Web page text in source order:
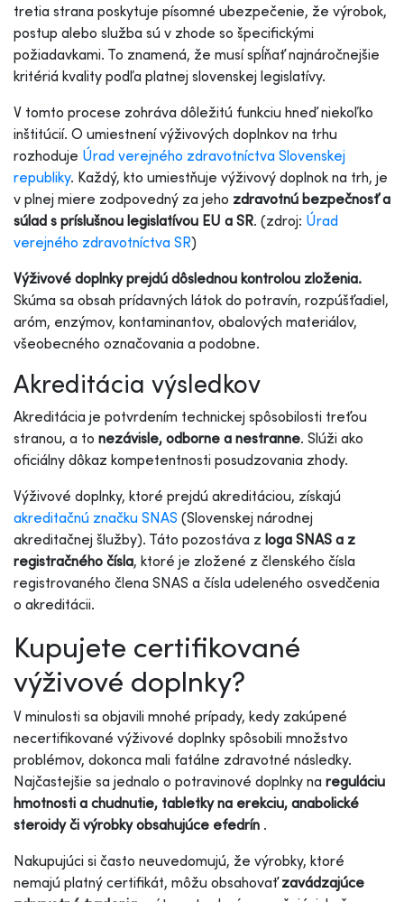
tretia strana poskytuje písomné ubezpečenie, že výrobok,
postup alebo služba sú v zhode so špecifickými
požiadavkami. To znamená, že musí spĺňať najnáročnejšie
kritériá kvality podľa platnej slovenskej legislatívy.
V tomto procese zohráva dôležitú funkciu hneď niekoľko
inštitúcií. O umiestnení výživových doplnkov na trhu
rozhoduje Úrad verejného zdravotníctva Slovenskej
republiky. Každý, kto umiestňuje výživový doplnok na trh, je
v plnej miere zodpovedný za jeho zdravotnú bezpečnosť a
súlad s príslušnou legislatívou EU a SR. (zdroj: Úrad
verejného zdravotníctva SR)
Výživové doplnky prejdú dôslednou kontrolou zloženia.
Skúma sa obsah prídavných látok do potravín, rozpúšťadiel,
aróm, enzýmov, kontaminantov, obalových materiálov,
všeobecného označovania a podobne.
Akreditácia výsledkov
Akreditácia je potvrdením technickej spôsobilosti treťou
stranou, a to nezávisle, odborne a nestranne. Slúži ako
oficiálny dôkaz kompetentnosti posudzovania zhody.
Výživové doplnky, ktoré prejdú akreditáciou, získajú
akreditačnú značku SNAS (Slovenskej národnej
akreditačnej šlužby). Táto pozostáva z loga SNAS a z
registračného čísla, ktoré je zložené z členského čísla
registrovaného člena SNAS a čísla udeleného osvedčenia
o akreditácii.
Kupujete certifikované
výživové doplnky?
V minulosti sa objavili mnohé prípady, kedy zakúpené
necertifikované výživové doplnky spôsobili množstvo
problémov, dokonca mali fatálne zdravotné následky.
Najčastejšie sa jednalo o potravinové doplnky na reguláciu
hmotnosti a chudnutie, tabletky na erekciu, anabolické
steroidy či výrobky obsahujúce efedrín .
Nakupujúci si často neuvedomujú, že výrobky, ktoré
nemajú platný certifikát, môžu obsahovaťzavádzajúce